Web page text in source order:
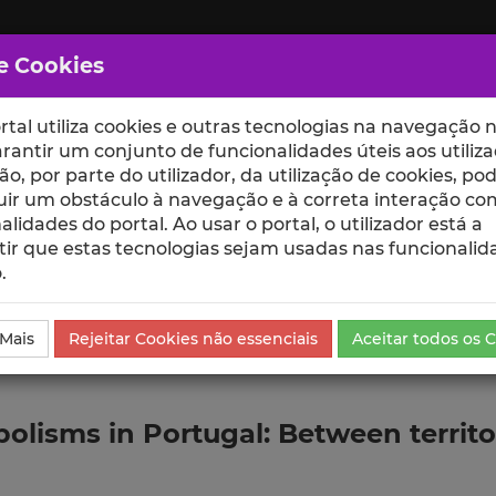
ESCOLAS UNIDADES
Comunicação
in Portugal: Between
Cookies
utiliza cookies e outras tecnologias na navegação
um conjunto de funcionalidades úteis aos
por parte do utilizador, da utilização de cookies,
um obstáculo à navegação e à correta interação
do portal. Ao usar o portal, o utilizador está a
que estas tecnologias sejam usadas nas
Rejeitar Cookies não essenciais Aceitar todos os